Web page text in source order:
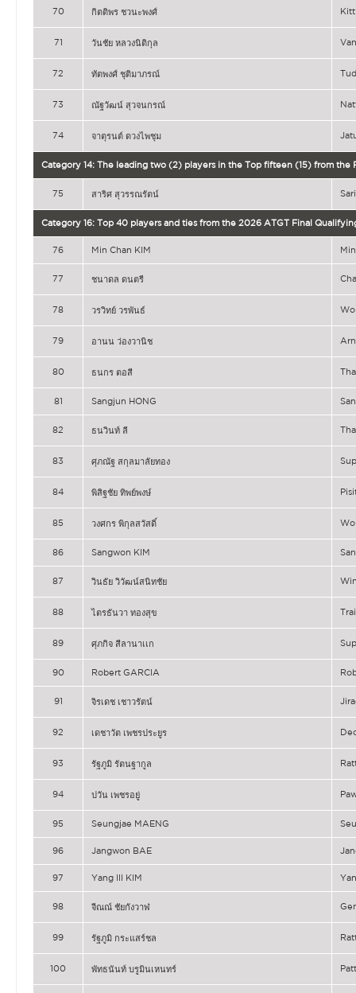
70 กิตติพร ชวนะพงศ์
71 วันชัย หลวงนิติกุล
72 ทัตพงศ์ ชุติมาภรณ์
73 ณัฐวัฒน์ สุวจนกรณ์
74 จาตุรนต์ ดวงไพชุม
Category 14: The leading two (2) players in the Top fifteen (15) from the
75 สาริศ สุวรรณรัตน์
Category 16: Top 40 players and ties from the 2026 ATGT Final
76 Min Chan KIM
77 ชนาดล ดนตรี
78 วรวิทย์ วรพันธ์
79 อานน ว่องวานิช
80 ธนกร ตอสี
81 Sangjun HONG
82 ธนวินท์ ลี
83 ศุภณัฐ สกุลมาลัยทอง
84 พิสิฐชัย ทิพย์พงษ์
85 วงศกร พิกุลสวัสดิ์
86 Sangwon KIM
87 วินธัย วิวัฒน์สนิทชัย
88 ไตรธันวา ทองสุข
89 ศุภกิจ สีลานาเเก
90 Robert GARCIA
91 จิรเดช เชาวรัตน์
92 เดชาวัต เพชรประยูร
93 รัฐภูมิ รัตนฐากูล
94 ปวัน เพชรอยู่
95 Seungjae MAENG
96 Jangwon BAE
97 Yang Ill KIM
98 จีณณ์ ชัยกังวาฬ
99 รัฐภูมิ กระแสร์ชล
100 พัทธนันท์ บรูมินเหนทร์